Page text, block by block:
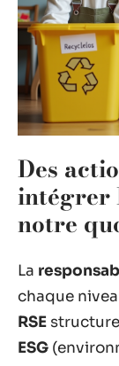
Des
intégrer
notre
La
chaque
RSE
ESG